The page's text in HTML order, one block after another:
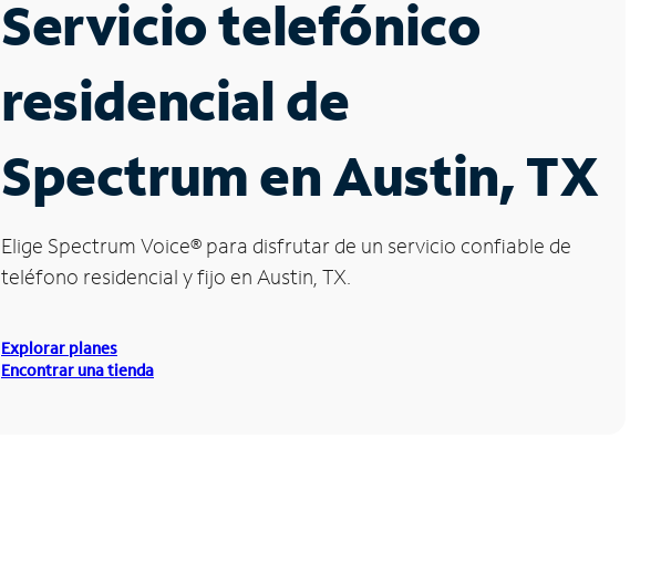
Servicio telefónico
residencial de
Spectrum en Austin, TX
Elige Spectrum Voice® para disfrutar de un servicio confiable de
teléfono residencial y fijo en Austin, TX.
Explorar planes
Encontrar una tienda